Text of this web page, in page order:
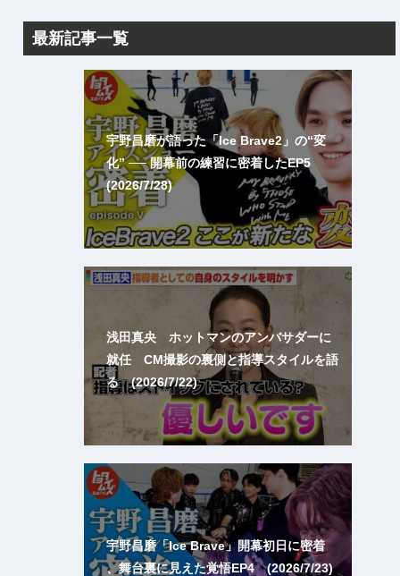
最新記事一覧
宇野昌磨が語った「Ice Brave2」の“変
化” ── 開幕前の練習に密着したEP5
(2026/7/28)
浅田真央 ホットマンのアンバサダーに
就任 CM撮影の裏側と指導スタイルを語
る (2026/7/22)
宇野昌磨「Ice Brave」開幕初日に密着
、舞台裏に見えた覚悟EP4 (2026/7/23)